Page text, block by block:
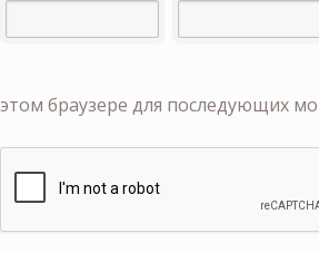
этом браузере для последующих